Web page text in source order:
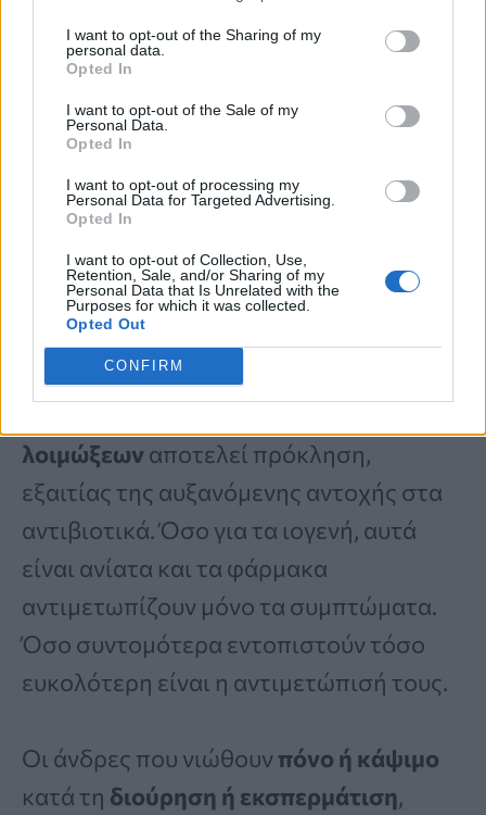
I want to opt-out of the Sharing of my
personal data.
Opted In
I want to opt-out of the Sale of my
Personal Data.
Opted In
I want to opt-out of processing my
Personal Data for Targeted Advertising.
Opted In
I want to opt-out of Collection, Use,
Retention, Sale, and/or Sharing of my
Personal Data that Is Unrelated with the
Purposes for which it was collected.
Opted Out
CONFIRM
στόματος και του λαιμού. Εάν όλα τα
αγόρια και κορίτσια εμβολιαστούν πριν
από την έναρξη της σεξουαλικής ζωής
τους τότε κάποια στιγμή στο μέλλον θα
απαλλαγούν από σχεδόν όλους τους
καρκίνους που προκαλούνται από τον
συγκεκριμένο ιό.
Ήδη ηθεραπεία ορισμένων
βακτηριακών και παρασιτικών
λοιμώξεων αποτελεί πρόκληση,
εξαιτίας της αυξανόμενης αντοχής στα
αντιβιοτικά. Όσο για τα ιογενή, αυτά
είναι ανίατα και τα φάρμακα
αντιμετωπίζουν μόνο τα συμπτώματα.
Όσο συντομότερα εντοπιστούν τόσο
ευκολότερη είναι η αντιμετώπισή τους.
Οι άνδρες που νιώθουν πόνο ή κάψιμο
κατά τη διούρηση ή εκσπερμάτιση,